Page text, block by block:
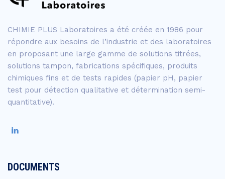
CHIMIE PLUS Laboratoires a été créée en 1986 pour
répondre aux besoins de l’industrie et des laboratoires
en proposant une large gamme de solutions titrées,
solutions tampon, fabrications spécifiques, produits
chimiques fins et de tests rapides (papier pH, papier
test pour détection qualitative et détermination semi-
quantitative).
DOCUMENTS